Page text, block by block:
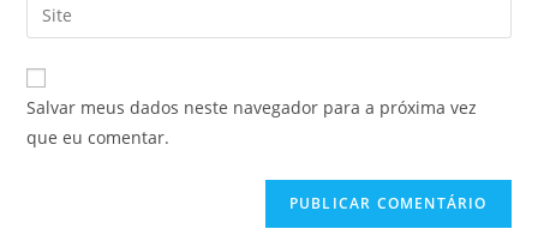
Salvar meus dados neste navegador para a próxima vez
que eu comentar.